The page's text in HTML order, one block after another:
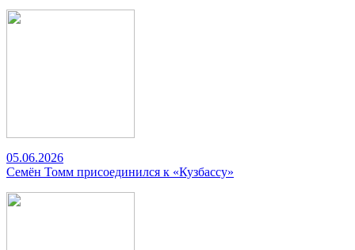
05.06.2026
Семён Томм присоединился к «Кузбассу»